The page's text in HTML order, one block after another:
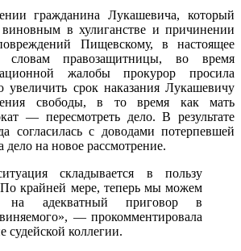
гражданина Лукашевича, который
в хулиганстве и причинении
Пищевскому, в настоящее
словам правозащитницы, во время
жалобы прокурор просила
увеличить срок наказания Лукашевичу
свободы, в то время как мать
— пересмотреть дело. В результате
согласилась с доводами потерпевшей
дело на новое рассмотрение.
складывается в пользу
крайней мере, теперь мы можем
на адекватный приговор в
— прокомментировала
судейской коллегии.